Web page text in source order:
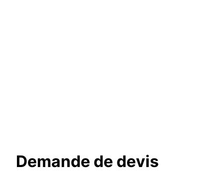
Demande de devis